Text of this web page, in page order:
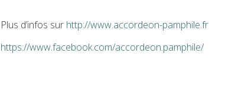
Plus d’infos sur http://www.accordeon-pamphile.fr
https://www.facebook.com/accordeon.pamphile/